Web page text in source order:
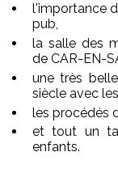
l'importance
pub,
la salle des
de CAR-EN-
une très
siècle avec
les procédés
et tout un
enfants.